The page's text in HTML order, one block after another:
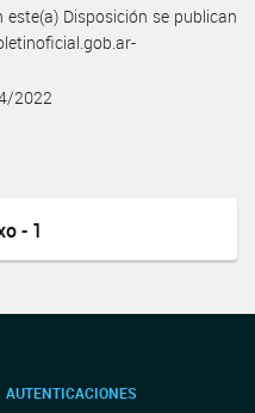
Disposición se publican
2022
- 1
AUTENTICACIONES